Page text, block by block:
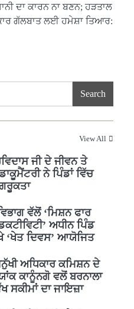
ਦਾ ਕਾਰਨ ਨਾ ਬਣਨ; ਹੜਤਾਲ
ਗੱਲਬਾਤ ਲਈ ਹਮੇਸ਼ਾ ਤਿਆਰ:
Search
View All
ਜੀ ਦੇ ਜੀਵਨ ਤੇ
ਨੇ ਪਿੰਡਾਂ ਵਿੱਚ
ਵੱਲੋਂ ‘ਮਿਸ਼ਨ ਫਾਰ
ਅਧੀਨ ਪਿੰਡ
‘ਖੇਤ ਦਿਵਸ’ ਆਯੋਜਿਤ
ਅਧਿਕਾਰ ਕਮਿਸ਼ਨ ਦੇ
ਕਾਨੂੰਨਗੋ ਵਲੋਂ ਬਰਨਾਲਾ
ਸਕੀਮਾਂ ਦਾ ਜਾਇਜ਼ਾ